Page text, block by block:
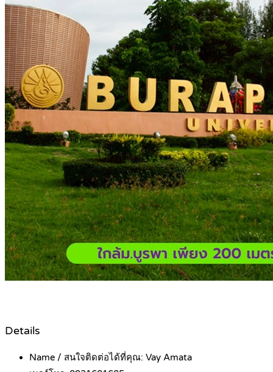
Details
Name / สนใจติดต่อได้ที่คุณ: Vay Amata